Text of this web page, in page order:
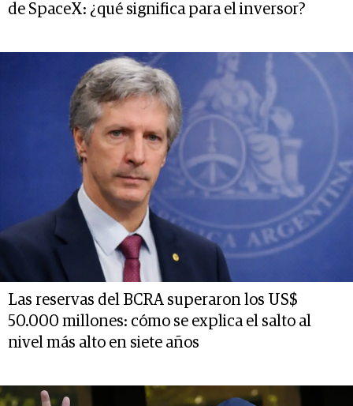
de SpaceX: ¿qué significa para el inversor?
Las reservas del BCRA superaron los US$
50.000 millones: cómo se explica el salto al
nivel más alto en siete años